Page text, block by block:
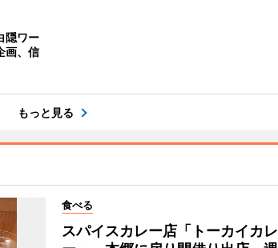
隠ワー
画、信
もっと見る
食べる
スパイスカレー店「トーカイカレ